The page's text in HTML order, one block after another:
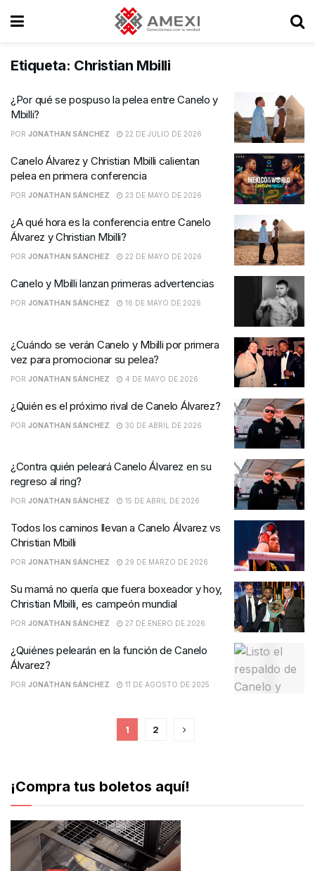
Etiqueta: Christian Mbilli
¿Por qué se pospuso la pelea entre Canelo y
Mbilli?
POR JONATHAN SÁNCHEZ 22 DE JULIO DE 2026
Canelo Álvarez y Christian Mbilli calientan
pelea en primera conferencia
POR JONATHAN SÁNCHEZ 23 DE MAYO DE 2026
¿A qué hora es la conferencia entre Canelo
Álvarez y Christian Mbilli?
POR JONATHAN SÁNCHEZ 22 DE MAYO DE 2026
Canelo y Mbilli lanzan primeras advertencias
POR JONATHAN SÁNCHEZ 16 DE MAYO DE 2026
¿Cuándo se verán Canelo y Mbilli por primera
vez para promocionar su pelea?
POR JONATHAN SÁNCHEZ 4 DE MAYO DE 2026
¿Quién es el próximo rival de Canelo Álvarez?
POR JONATHAN SÁNCHEZ 30 DE ABRIL DE 2026
¿Contra quién peleará Canelo Álvarez en su
regreso al ring?
POR JONATHAN SÁNCHEZ 15 DE ABRIL DE 2026
Todos los caminos llevan a Canelo Álvarez vs
Christian Mbilli
POR JONATHAN SÁNCHEZ 29 DE MARZO DE 2026
Su mamá no quería que fuera boxeador y hoy,
Christian Mbilli, es campeón mundial
POR JONATHAN SÁNCHEZ 27 DE ENERO DE 2026
¿Quiénes pelearán en la función de Canelo
Álvarez?
POR JONATHAN SÁNCHEZ 11 DE AGOSTO DE 2025
1 2
¡Compra tus boletos aquí!